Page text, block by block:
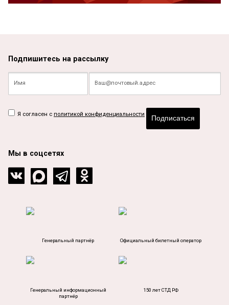
Подпишитесь на рассылку
Я согласен с политикой конфиденциальности
Подписаться
Мы в соцсетях
Генеральный партнёр Официальный билетный оператор
Генеральный информационный
партнёр
150 лет СТД РФ